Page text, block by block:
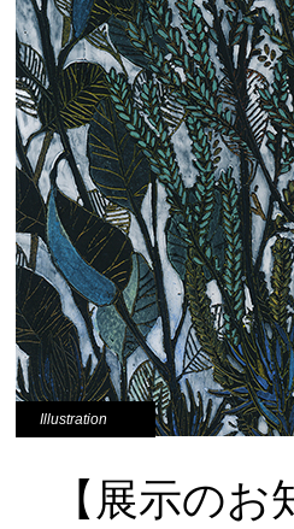
Illustration
【展示のお